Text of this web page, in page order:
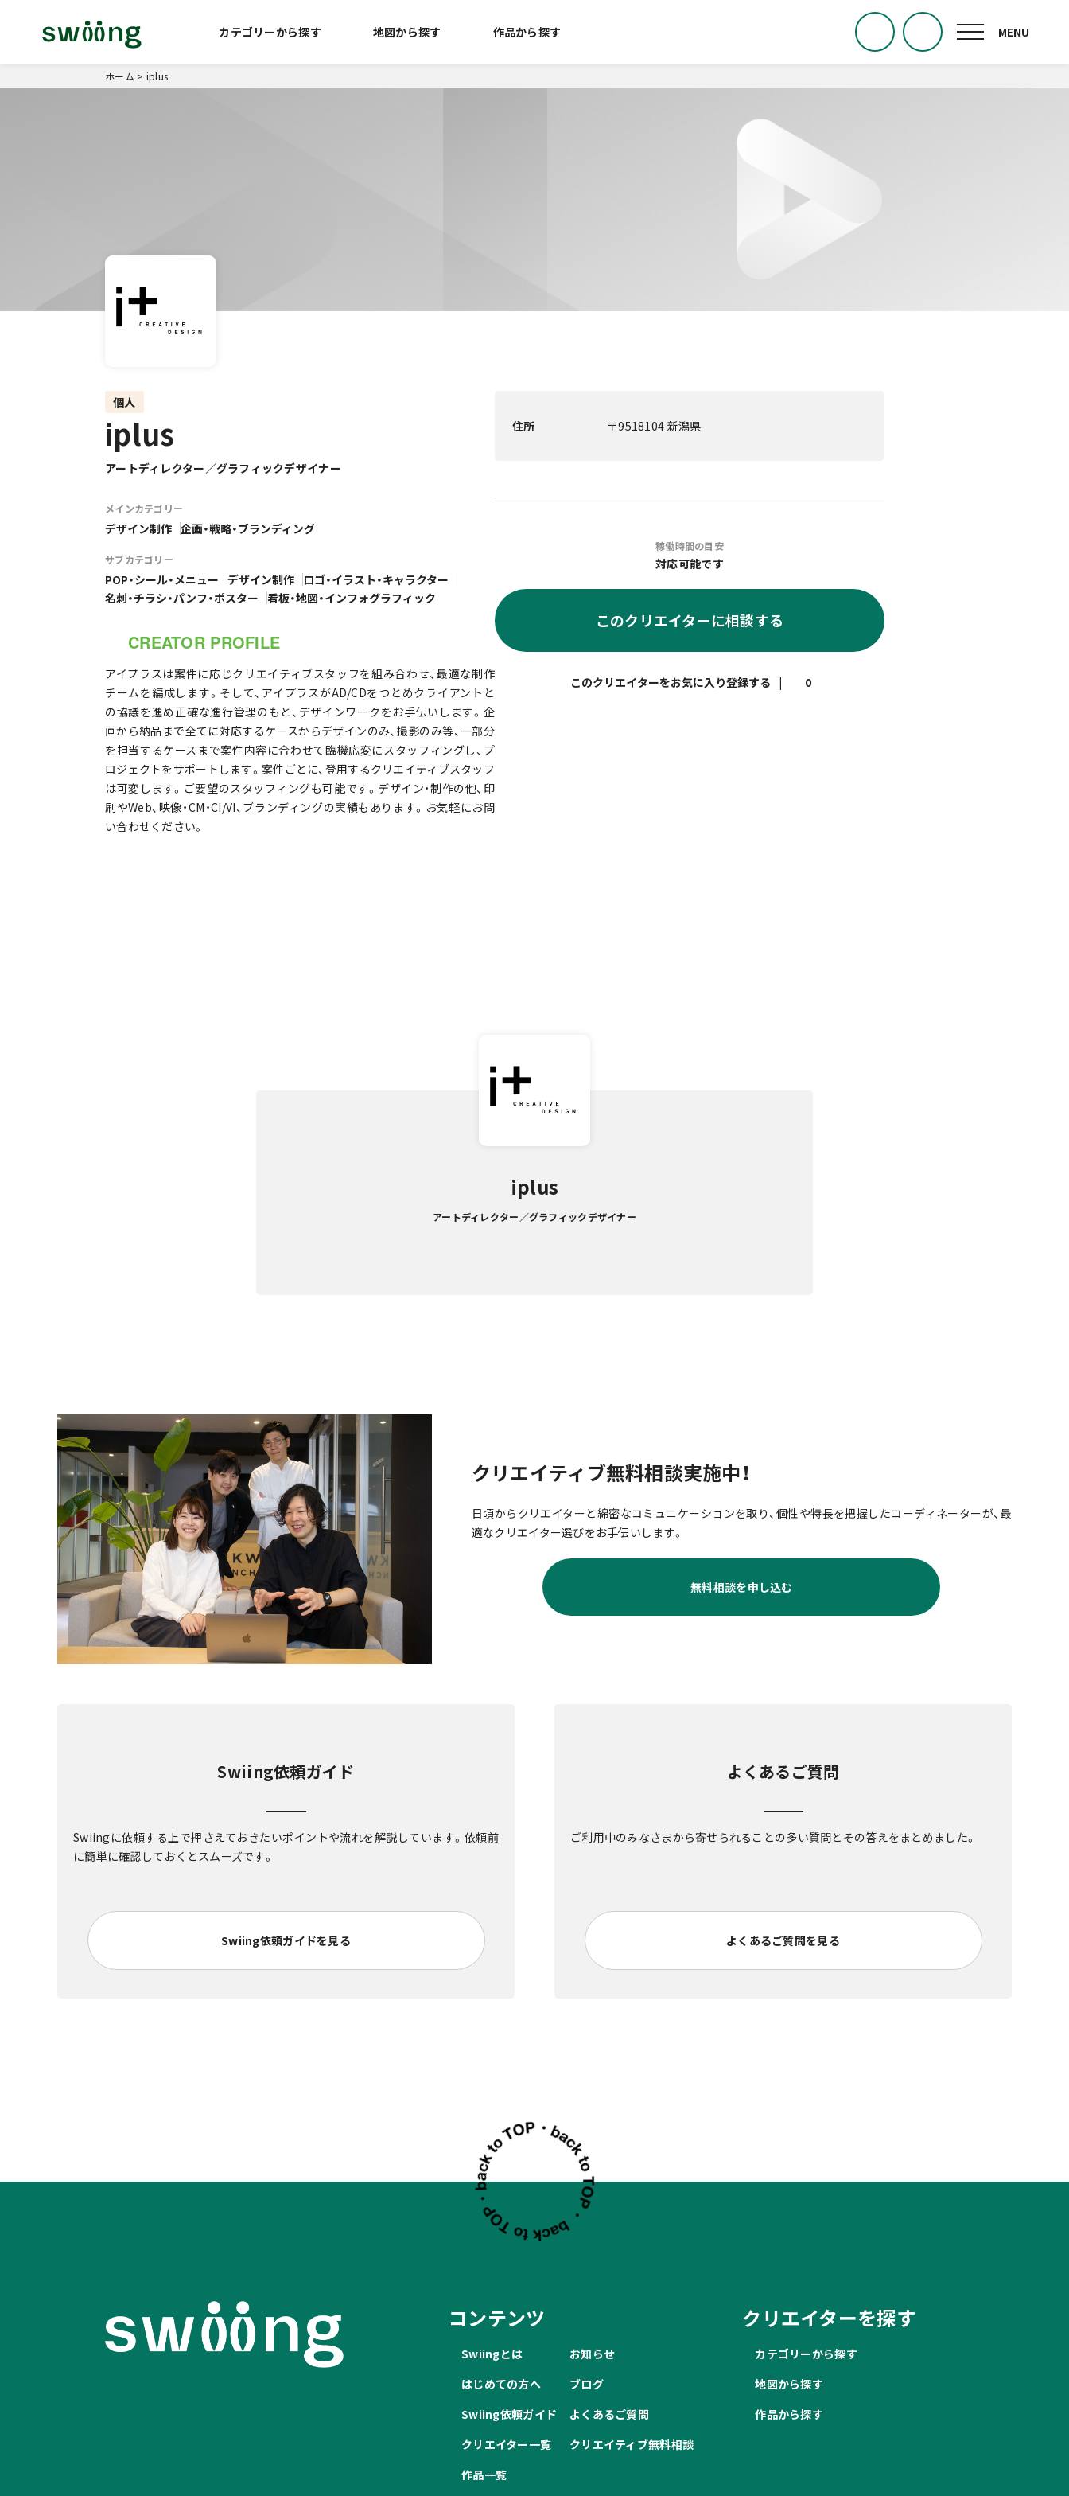
カテゴリーから探す 地図から探す 作品から探す
ホーム > iplus
個人
iplus
アートディレクター／グラフィックデザイナー
メインカテゴリー
デザイン制作 企画・戦略・ブランディング
サブカテゴリー
POP・シール・メニュー デザイン制作
ロゴ・イラスト・キャラクター
名刺・チラシ・パンフ・ポスター 看板・地図・インフォグラフィック
CREATOR PROFILE
アイプラスは案件に応じクリエイティブスタッフを組み合わせ、最適な制作
チームを編成します。そして、アイプラスがAD/CDをつとめクライアントと
の協議を進め正確な進行管理のもと、デザインワークをお手伝いします。企
画から納品まで全てに対応するケースからデザインのみ、撮影のみ等、一部分
を担当するケースまで案件内容に合わせて臨機応変にスタッフィングし、プ
ロジェクトをサポートします。案件ごとに、登用するクリエイティブスタッフ
は可変します。ご要望のスタッフィングも可能です。デザイン・制作の他、印
刷やWeb、映像・CM・CI/VI、ブランディングの実績もあります。お気軽にお問
い合わせください。
住所 〒9518104 新潟県
稼働時間の目安
対応可能です
このクリエイターに相談する
| 0
iplus
アートディレクター／グラフィックデザイナー
クリエイティブ無料相談実施中！
日頃からクリエイターと綿密なコミュニケーションを取り、個性や特長を把握したコーディネーターが、最
適なクリエイター選びをお手伝いします。
無料相談を申し込む
Swiing依頼ガイド
Swiingに依頼する上で押さえておきたいポイントや流れを解説しています。依頼前
に簡単に確認しておくとスムーズです。
Swiing依頼ガイドを見る
よくあるご質問
ご利用中のみなさまから寄せられることの多い質問とその答えをまとめました。
よくあるご質問を見る
コンテンツ
Swiingとは
はじめての方へ
Swiing依頼ガイド
クリエイター一覧
作品一覧
お知らせ
ブログ
よくあるご質問
クリエイティブ無料相談
クリエイターを探す
カテゴリーから探す
地図から探す
作品から探す